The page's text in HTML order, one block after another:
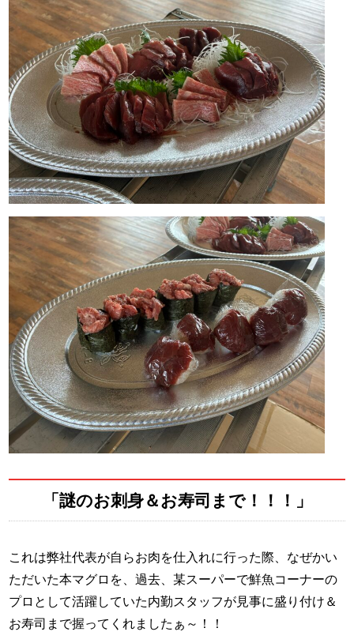
「謎のお刺身＆お寿司まで！！！」
これは弊社代表が自らお肉を仕入れに行った際、なぜかい
ただいた本マグロを、過去、某スーパーで鮮魚コーナーの
プロとして活躍していた内勤スタッフが見事に盛り付け＆
お寿司まで握ってくれましたぁ～！！